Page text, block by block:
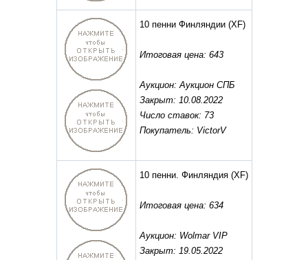
10 пенни Финляндии(XF)
Итоговая цена: 643
Аукцион: Аукцион СПБ
Закрыт: 10.08.2022
Число ставок: 73
Покупатель: VictorV
10 пенни. Финляндия(XF)
Итоговая цена: 634
Аукцион: Wolmar VIP
Закрыт: 19.05.2022